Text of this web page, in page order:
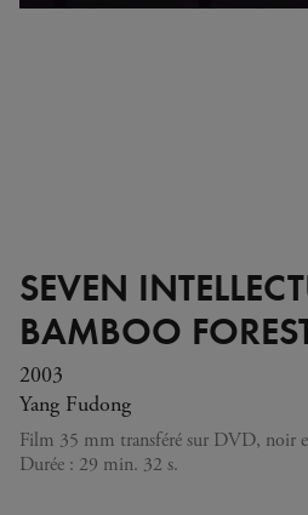
SEVEN
BAMBOO
2003
Yang Fudong
Film 35 mm transféré sur DVD, noir
Durée : 29 min. 32 s.